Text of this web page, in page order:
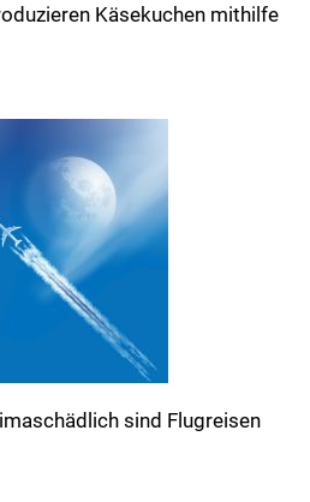
Käsekuchen mithilfe
sind Flugreisen